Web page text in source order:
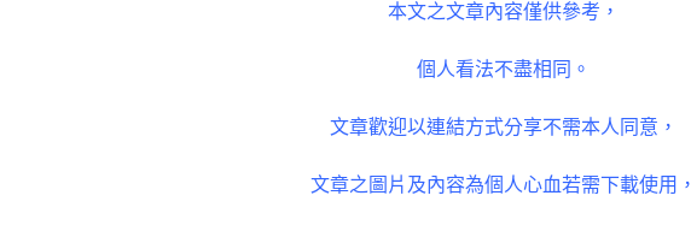
本文之文章內容僅供參考，
個人看法不盡相同。
文章歡迎以連結方式分享不需本人同意，
文章之圖片及內容為個人心血若需下載使用，